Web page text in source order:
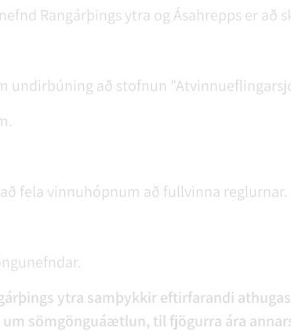
Rangárþings ytra og Ásahrepps er að
undirbúning að stofnun
fela vinnuhópnum að fullvinna reglurnar.
ytra samþykkir eftirfarandi
sömgönguáætlun, til fjögurra ára